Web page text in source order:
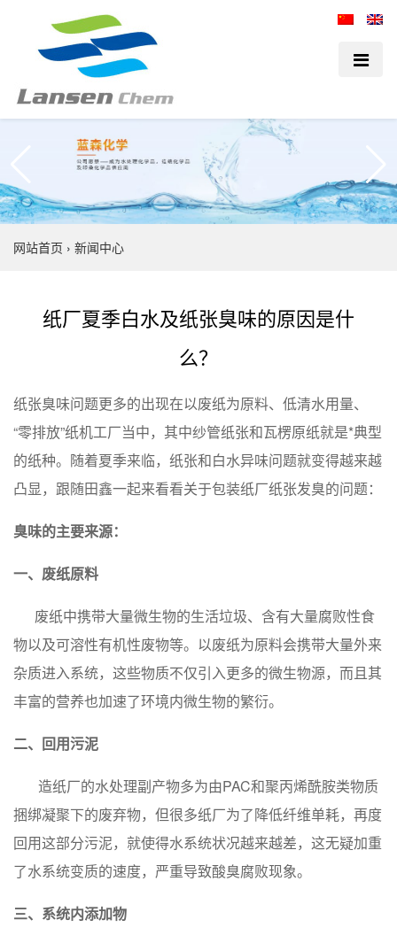
网站首页 › 新闻中心
纸厂夏季白水及纸张臭味的原因是什
么？
纸张臭味问题更多的出现在以废纸为原料、低清水用量、
“零排放”纸机工厂当中，其中纱管纸张和瓦楞原纸就是*典型
的纸种。随着夏季来临，纸张和白水异味问题就变得越来越
凸显，跟随田鑫一起来看看关于包装纸厂纸张发臭的问题：
臭味的主要来源：
一、废纸原料
废纸中携带大量微生物的生活垃圾、含有大量腐败性食
物以及可溶性有机性废物等。以废纸为原料会携带大量外来
杂质进入系统，这些物质不仅引入更多的微生物源，而且其
丰富的营养也加速了环境内微生物的繁衍。
二、回用污泥
造纸厂的水处理副产物多为由PAC和聚丙烯酰胺类物质
捆绑凝聚下的废弃物，但很多纸厂为了降低纤维单耗，再度
回用这部分污泥，就使得水系统状况越来越差，这无疑加重
了水系统变质的速度，严重导致酸臭腐败现象。
三、系统内添加物